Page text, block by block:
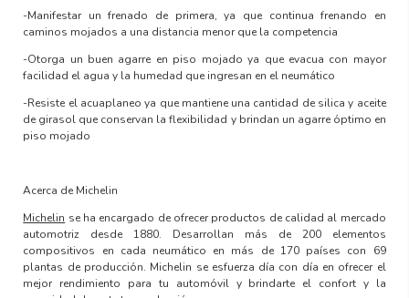
-Manifestar un frenado de primera, ya que continua frenando en
caminos mojados a una distancia menor que la competencia
-Otorga un buen agarre en piso mojado ya que evacua con mayor
facilidad el agua y la humedad que ingresan en el neumático
-Resiste el acuaplaneo ya que mantiene una cantidad de silica y aceite
de girasol que conservan la flexibilidad y brindan un agarre óptimo en
piso mojado
Acerca de Michelin
Michelin se ha encargado de ofrecer productos de calidad al mercado
automotriz desde 1880. Desarrollan más de 200 elementos
compositivos en cada neumático en más de 170 países con 69
plantas de producción. Michelin se esfuerza día con día en ofrecer el
mejor rendimiento para tu automóvil y brindarte el confort y la